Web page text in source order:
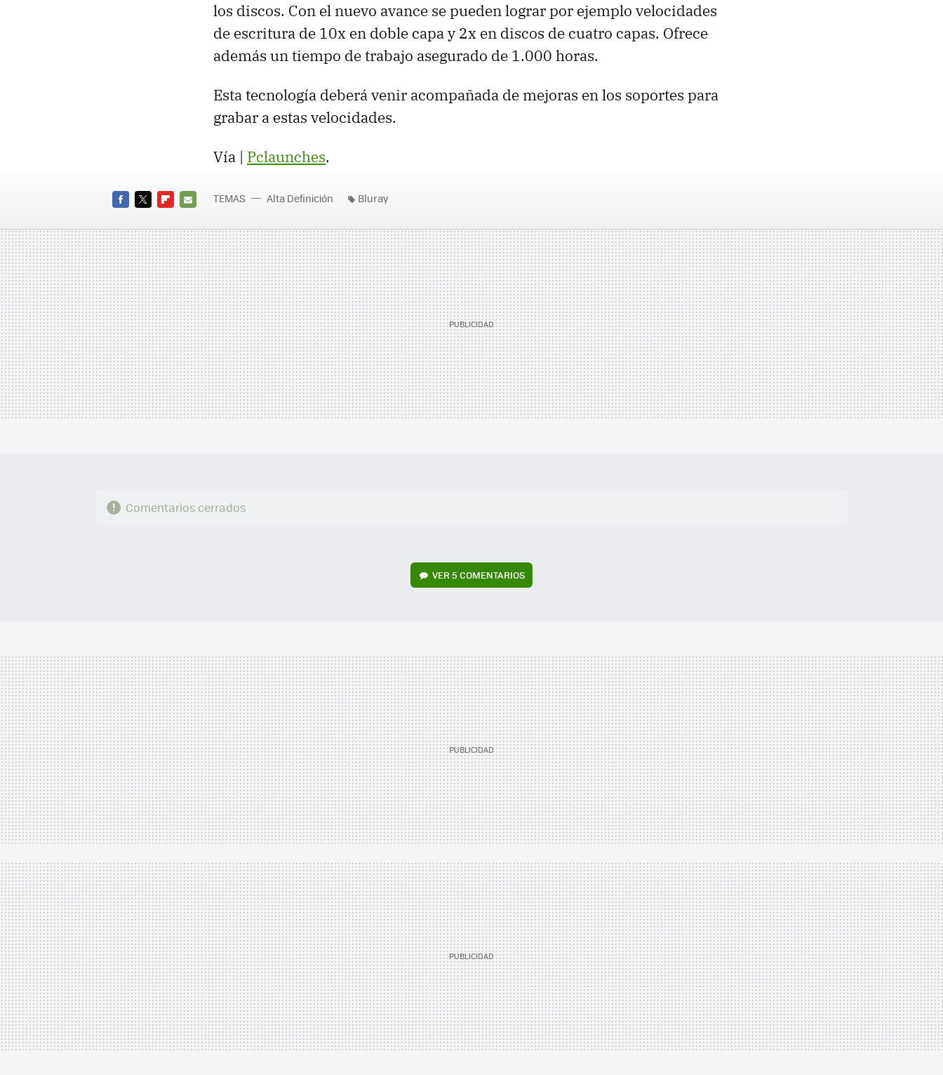
los discos. Con el nuevo avance se pueden lograr por ejemplo velocidades
de escritura de 10x en doble capa y 2x en discos de cuatro capas. Ofrece
además un tiempo de trabajo asegurado de 1.000 horas.
Esta tecnología deberá venir acompañada de mejoras en los soportes para
grabar a estas velocidades.
Vía | Pclaunches.
MAIL
TEMAS Alta Definición Bluray
Comentarios cerrados
VER5 COMENTARIOS